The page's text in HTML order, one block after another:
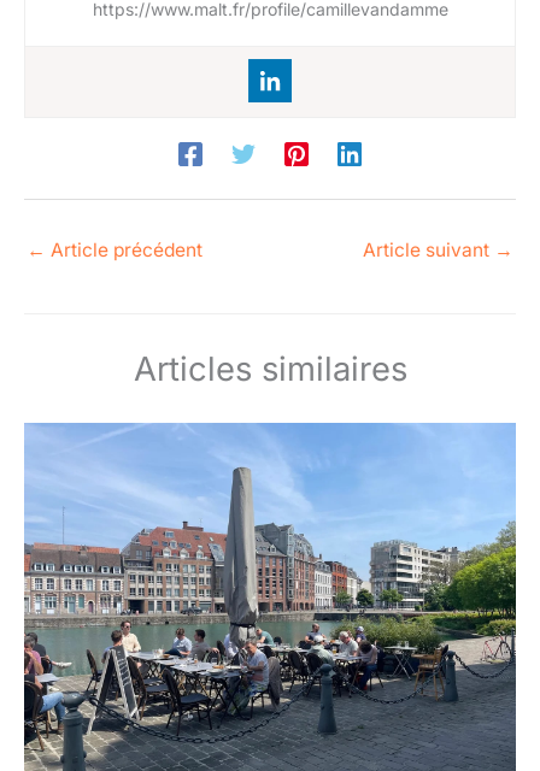
https://www.malt.fr/profile/camillevandamme
← Article précédent Article suivant →
Articles similaires